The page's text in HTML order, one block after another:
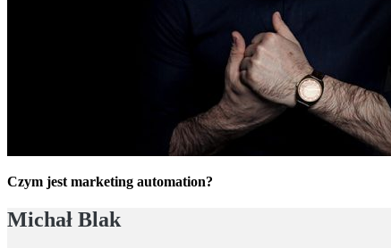
Czym jest marketing automation?
Michał Blak